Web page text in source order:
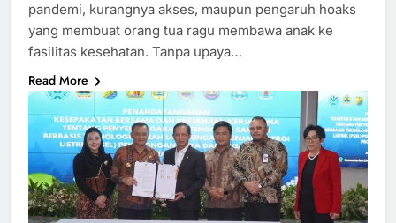
pandemi, kurangnya akses, maupun pengaruh hoaks
yang membuat orang tua ragu membawa anak ke
fasilitas kesehatan. Tanpa upaya…
Read More